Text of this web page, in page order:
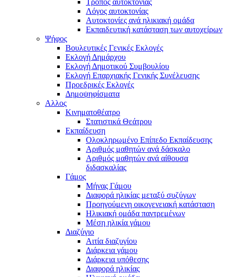
Τρόπος αυτοκτονίας
Λόγος αυτοκτονίας
Αυτοκτονίες ανά ηλικιακή ομάδα
Εκπαιδευτική κατάσταση των αυτοχείρων
Ψήφος
Βουλευτικές Γενικές Εκλογές
Εκλογή Δημάρχου
Εκλογή Δημοτικού Συμβουλίου
Εκλογή Επαρχιακής Γενικής Συνέλευσης
Προεδρικές Εκλογές
Δημοψηφίσματα
Αλλος
Κινηματοθέατρο
Στατιστικά Θεάτρου
Εκπαίδευση
Ολοκληρωμένο Επίπεδο Εκπαίδευσης
Αριθμός μαθητών ανά δάσκαλο
Αριθμός μαθητών ανά αίθουσα
διδασκαλίας
Γάμος
Μήνας Γάμου
Διαφορά ηλικίας μεταξύ συζύγων
Προηγούμενη οικογενειακή κατάσταση
Ηλικιακή ομάδα παντρεμένων
Μέση ηλικία γάμου
Διαζύγιο
Αιτία διαζυγίου
Διάρκεια γάμου
Διάρκεια υπόθεσης
Διαφορά ηλικίας